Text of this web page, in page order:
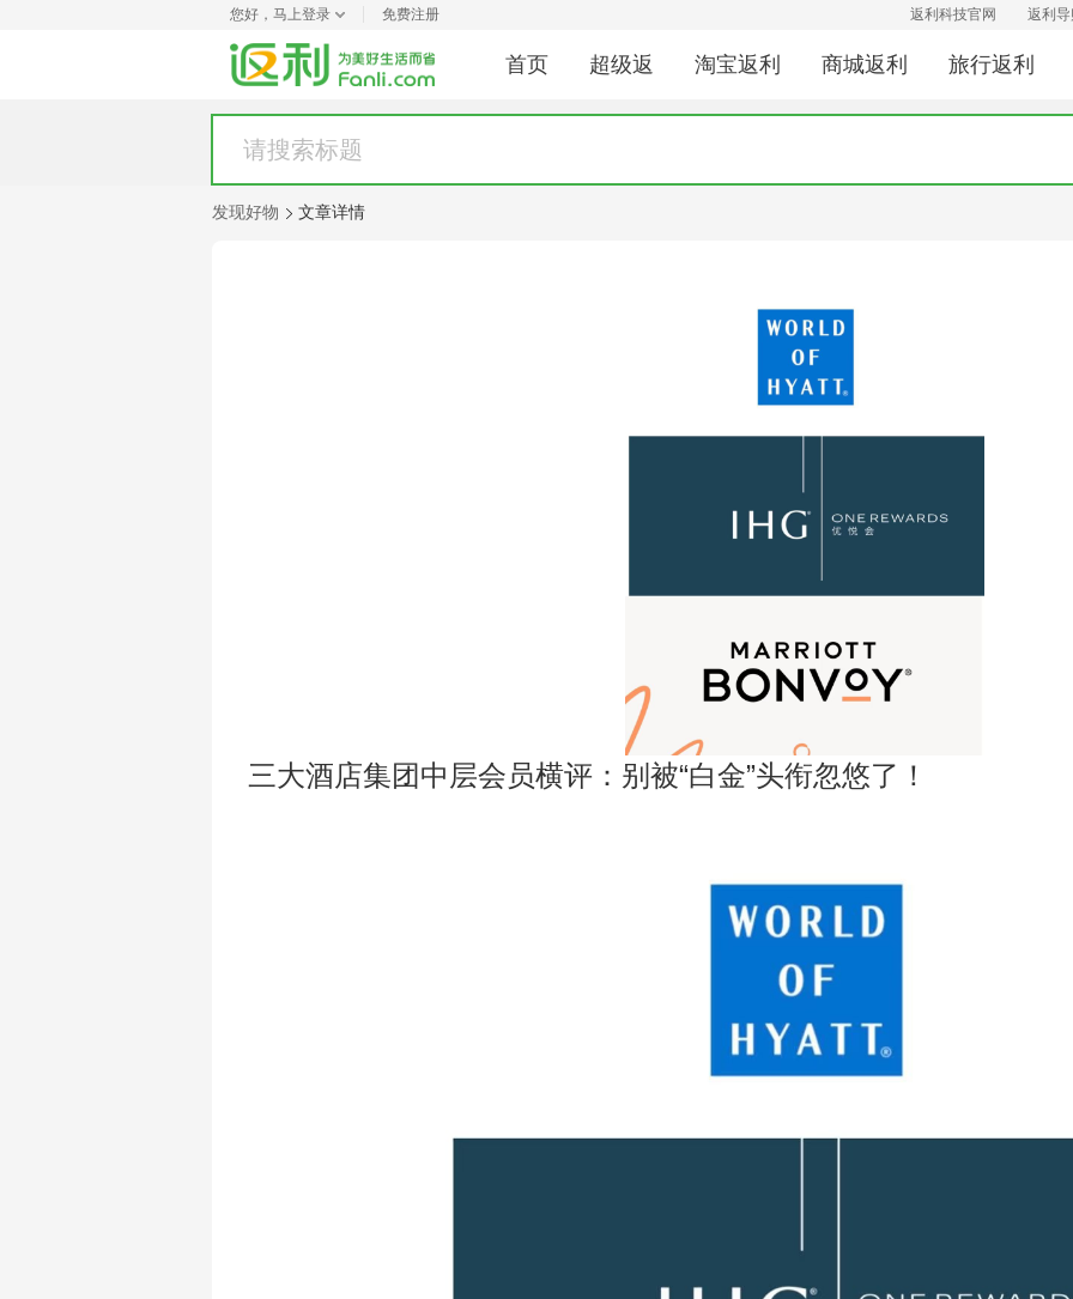
您好， 马上登录 免费注册 返利科技官网 返利
首页 超级返 淘宝返利 商城返利 旅行返利
发现好物 文章详情
三大酒店集团中层会员横评：别被“白金”头衔忽悠了！